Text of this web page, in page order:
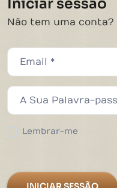
Não tem uma conta?
Lembrar-me